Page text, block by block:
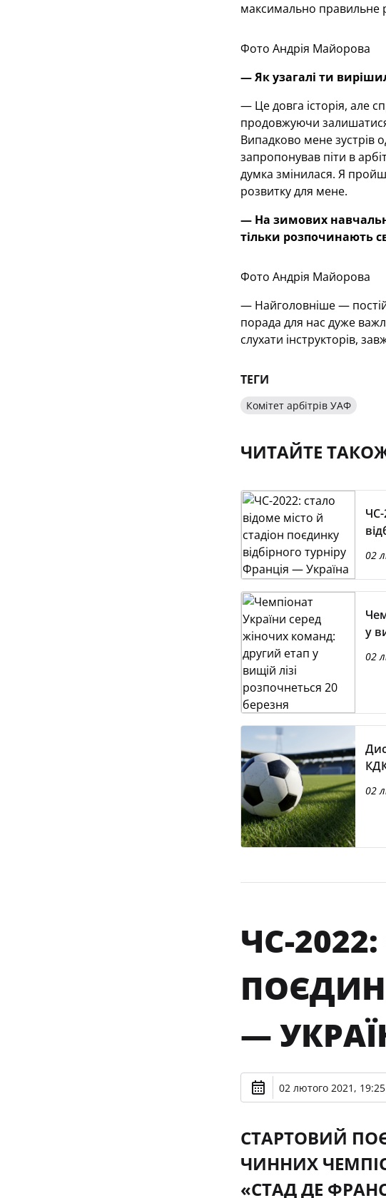
максимально правильне
Фото Андрія Майорова
— Як узагалі ти
— Це довга історія, але
продовжуючи
Випадково мене зустрів
запропонував піти в
думка змінилася. Я
розвитку для мене.
— На зимових
тільки розпочинають
Фото Андрія Майорова
— Найголовніше —
порада для нас дуже
слухати інструкторів,
ТЕГИ
Комітет арбітрів УАФ
ЧИТАЙТЕ
ЧС-
02
у
02
02
ЧС-
—
02 лютого 2021, 19:25
СТАРТОВИЙ
ЧИННИХ
«СТАД ДЕ